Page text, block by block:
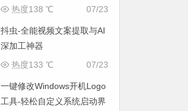
找出“吃掉”空间的罪魁祸首
07/23
热度138 ℃
抖虫-全能视频文案提取与AI
深加工神器
07/23
热度133 ℃
一键修改Windows开机Logo
工具-轻松自定义系统启动界